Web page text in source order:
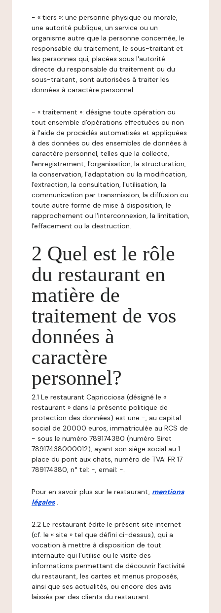
- « tiers »: une personne physique ou morale,
une autorité publique, un service ou un
organisme autre que la personne concernée, le
responsable du traitement, le sous-traitant et
les personnes qui, placées sous l'autorité
directe du responsable du traitement ou du
sous-traitant, sont autorisées à traiter les
données à caractère personnel.
- « traitement »: désigne toute opération ou
tout ensemble d'opérations effectuées ou non
à l'aide de procédés automatisés et appliquées
à des données ou des ensembles de données à
caractère personnel, telles que la collecte,
l'enregistrement, l'organisation, la structuration,
la conservation, l'adaptation ou la modification,
l'extraction, la consultation, l'utilisation, la
communication par transmission, la diffusion ou
toute autre forme de mise à disposition, le
rapprochement ou l'interconnexion, la limitation,
l'effacement ou la destruction.
2 Quel est le rôle
du restaurant en
matière de
traitement de vos
données à
caractère
personnel?
2.1 Le restaurant Capricciosa (désigné le «
restaurant » dans la présente politique de
protection des données) est une -, au capital
social de 20000 euros, immatriculée au RCS de
- sous le numéro 789174380 (numéro Siret
78917438000012), ayant son siège social au 1
place du pont aux chats, numéro de TVA: FR 17
789174380, n° tel: -, email: -.
Pour en savoir plus sur le restaurant, mentions
légales .
2.2 Le restaurant édite le présent site internet
(cf. le « site » tel que défini ci-dessus), qui a
vocation à mettre à disposition de tout
internaute qui l’utilise ou le visite des
informations permettant de découvrir l’activité
du restaurant, les cartes et menus proposés,
ainsi que ses actualités, ou encore des avis
laissés par des clients du restaurant.